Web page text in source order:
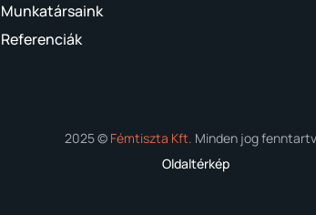
Munkatársaink
Referenciák
2025 © Fémtiszta Kft. Minden jog
Oldaltérkép